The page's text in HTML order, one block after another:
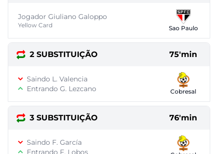
Jogador Giuliano Galoppo
Yellow Card Sao Paulo
2 SUBSTITUIÇÃO 75'min
Saindo L. Valencia
Entrando G. Lezcano
Cobresal
3 SUBSTITUIÇÃO 76'min
Saindo F. García
Entrando F. Lobos